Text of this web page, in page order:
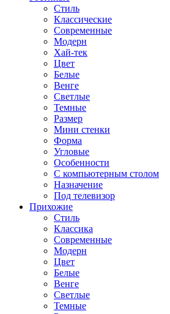
Стиль
Классические
Современные
Модерн
Хай-тек
Цвет
Белые
Венге
Светлые
Темные
Размер
Мини стенки
Форма
Угловые
Особенности
С компьютерным столом
Назначение
Под телевизор
Прихожие
Стиль
Классика
Современные
Модерн
Цвет
Белые
Венге
Светлые
Темные